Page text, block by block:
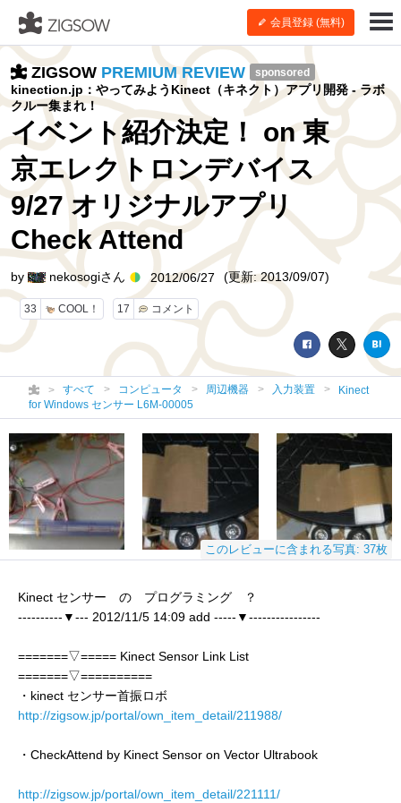
会員登録 (無料)
ZIGSOW PREMIUM REVIEW sponsored
kinection.jp：やってみようKinect（キネクト）アプリ開発 - ラボ
クルー集まれ！
イベント紹介決定！ on 東
京エレクトロンデバイス
9/27 オリジナルアプリ
Check Attend
33 COOL！ 17 コメント
by nekosogiさん 2012/06/27 (更新: 2013/09/07)
すべて コンピュータ 周辺機器 入力装置
Kinect
for Windows センサー L6M-00005
このレビューに含まれる写真: 37枚
Kinect センサー の プログラミング ？
----------▼--- 2012/11/5 14:09 add -----▼----------------
=======▽===== Kinect Sensor Link List
=======▽==========
・kinect センサー首振ロボ
http://zigsow.jp/portal/own_item_detail/211988/
・CheckAttend by Kinect Sensor on Vector Ultrabook
http://zigsow.jp/portal/own_item_detail/221111/